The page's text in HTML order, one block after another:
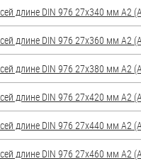
длине DIN 976 27х340 мм А2
длине DIN 976 27х360 мм А2
длине DIN 976 27х380 мм А2
длине DIN 976 27х420 мм А2
длине DIN 976 27х440 мм А2
длине DIN 976 27х460 мм А2